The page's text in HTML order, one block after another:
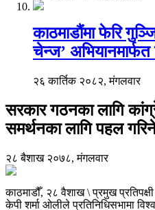
काठमाडौंमा फेरि
चेन्ज’
२६ कार्तिक २०८२, मंगलवार
सरकार गठनका लागि
समर्थनका लागि पहल
२८ बैशाख २०७८, मंगलवार
काठमाडौँ, २८ वैशाख \ प्रमुख
केपी शर्मा ओलीले प्रतिनिधिसभामा